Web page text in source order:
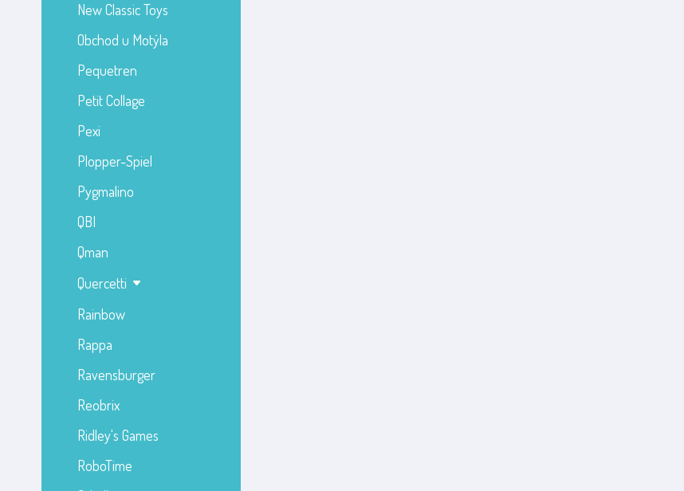
New Classic Toys
Obchod u Motýla
Pequetren
Petit Collage
Pexi
Plopper-Spiel
Pygmalino
QBI
Qman
Quercetti
Rainbow
Rappa
Ravensburger
Reobrix
Ridley's Games
RoboTime